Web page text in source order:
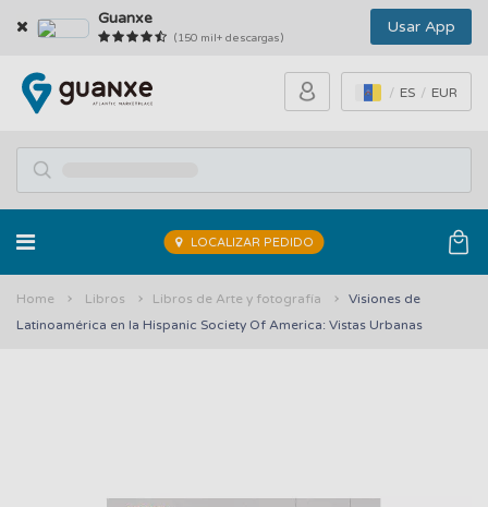
Guanxe
(150 mil+ descargas)
Usar App
ES EUR
LOCALIZAR PEDIDO
Home Libros Libros de Arte y fotografía
Visiones de
Latinoamérica en la Hispanic Society Of America: Vistas Urbanas